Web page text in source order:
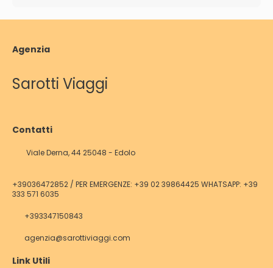
Agenzia
Sarotti Viaggi
Contatti
Viale Derna, 44 25048 - Edolo
+39036472852 / PER EMERGENZE: +39 02 39864425 WHATSAPP: +39
333 571 6035
+393347150843
agenzia@sarottiviaggi.com
Link Utili